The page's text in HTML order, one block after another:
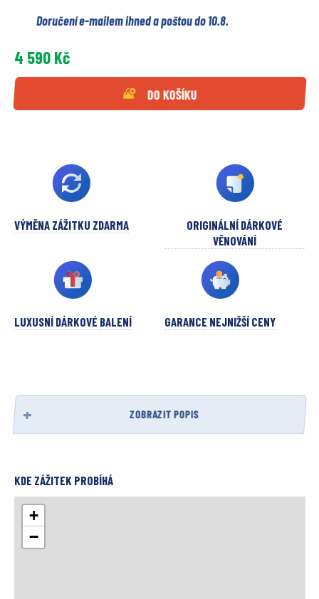
Doručení e-mailem ihned a poštou do 10.8.
4 590 Kč
DO KOŠÍKU
VÝMĚNA ZÁŽITKU ZDARMA
ORIGINÁLNÍ DÁRKOVÉ
VĚNOVÁNÍ
LUXUSNÍ DÁRKOVÉ BALENÍ GARANCE NEJNIŽŠÍ CENY
ZOBRAZIT POPIS
KDE ZÁŽITEK PROBÍHÁ
+
−